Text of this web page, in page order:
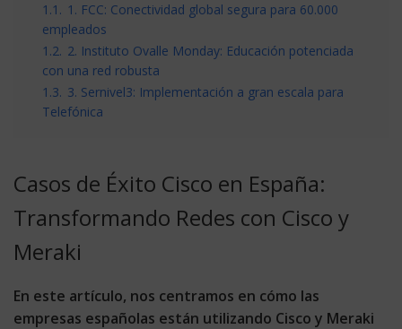
1.1. 1. FCC: Conectividad global segura para 60.000
empleados
1.2. 2. Instituto Ovalle Monday: Educación potenciada
con una red robusta
1.3. 3. Sernivel3: Implementación a gran escala para
Telefónica
Casos de Éxito Cisco en España:
Transformando Redes con Cisco y
Meraki
En este artículo, nos centramos en cómo las
empresas españolas están utilizando Cisco y Meraki